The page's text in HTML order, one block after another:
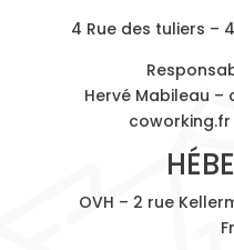
4 Rue des tuliers –
Hervé Mabileau –
coworking.fr
OVH – 2 rue